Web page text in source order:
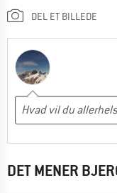
DEL ET BILLEDE
DET MENER